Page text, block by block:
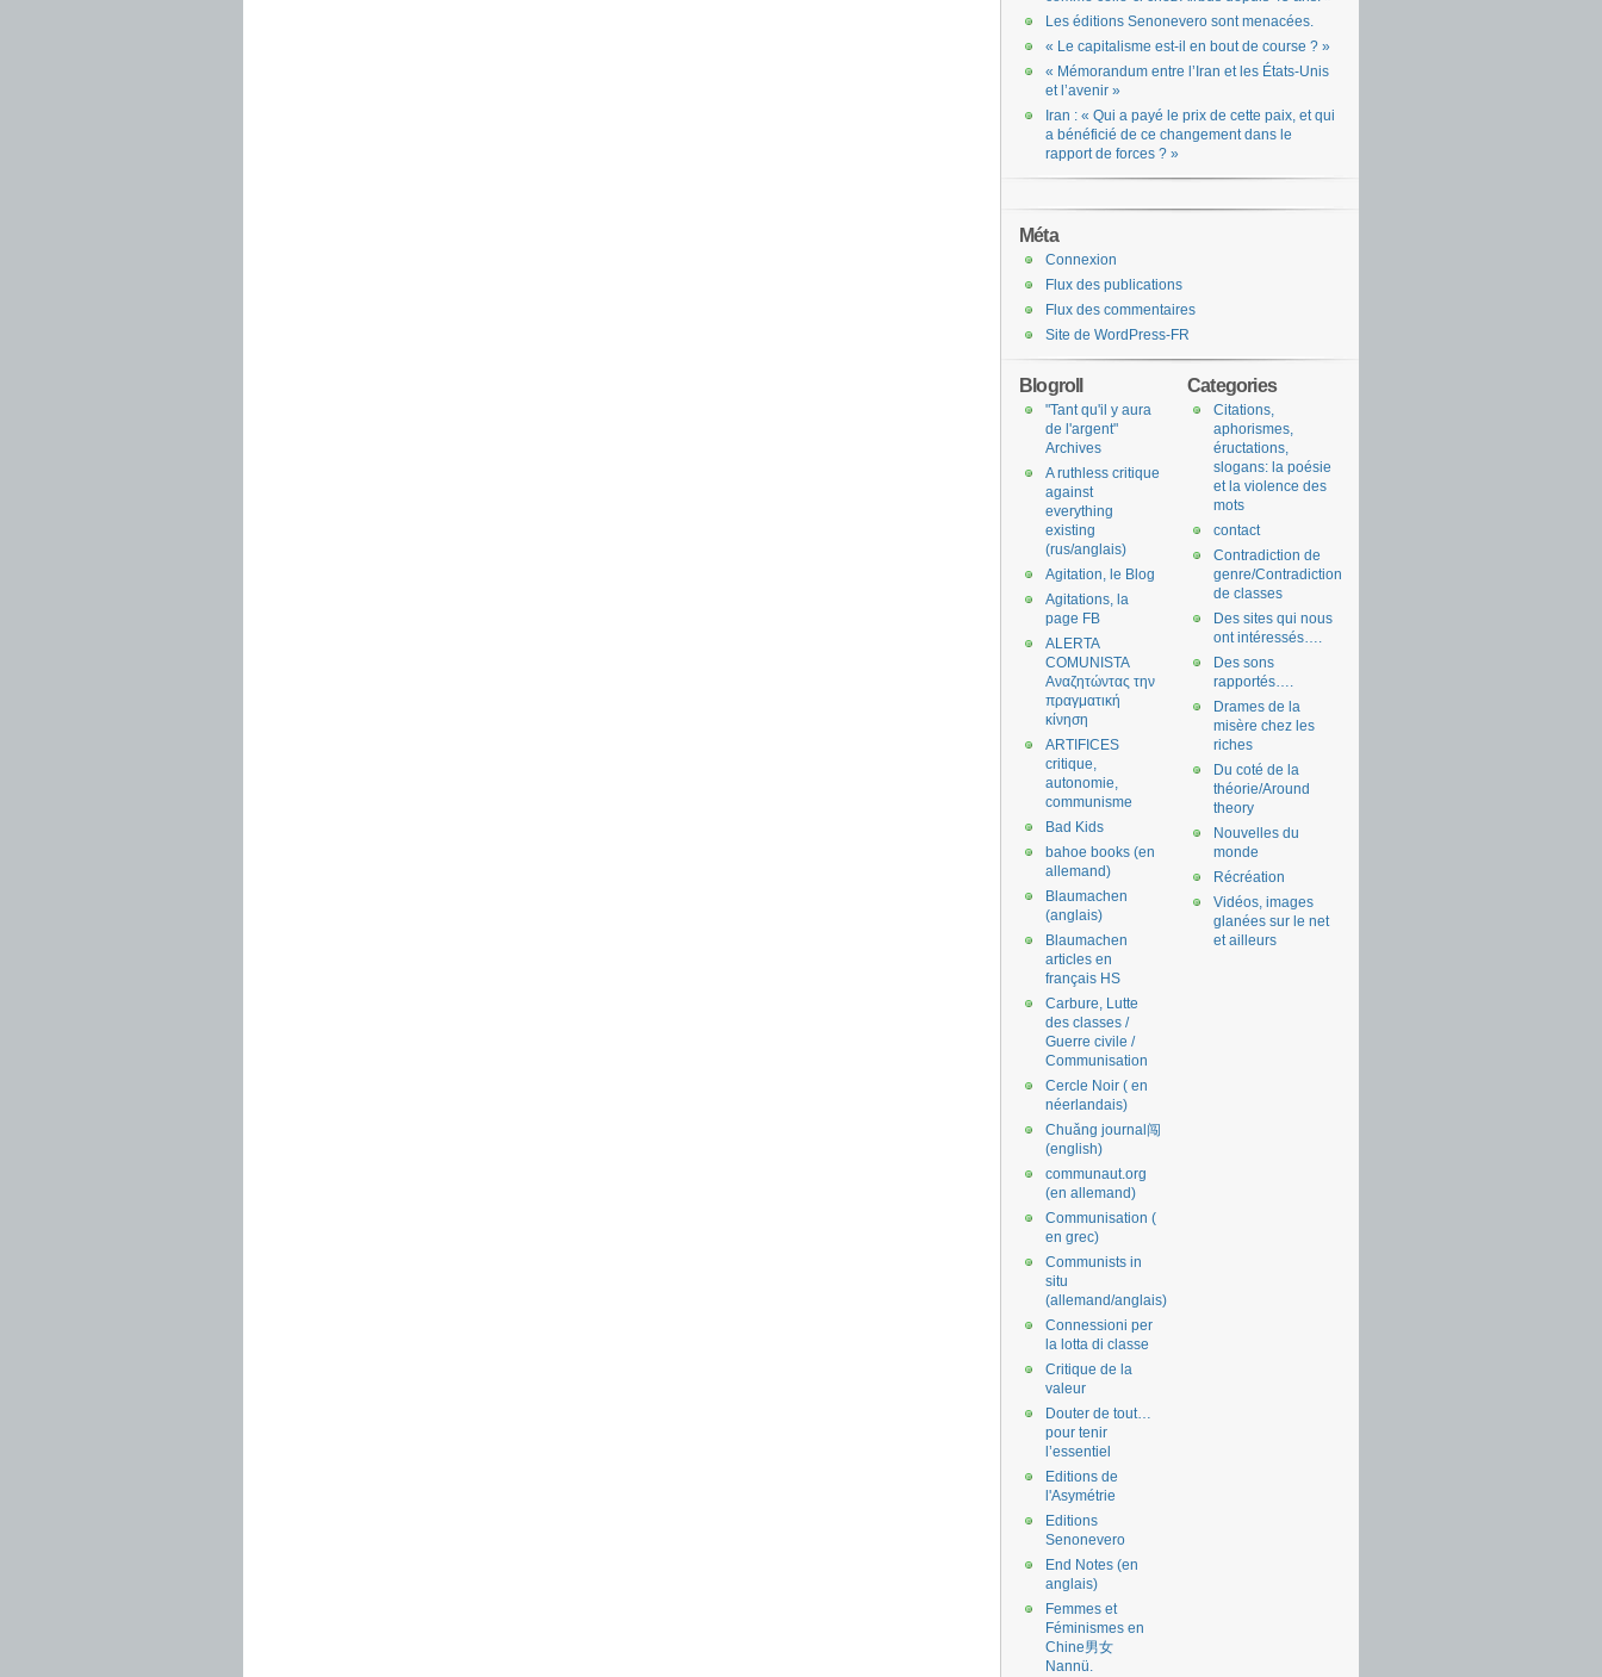
Les éditions Senonevero sont menacées.
« Le capitalisme est-il en bout de course ? »
« Mémorandum entre l’Iran et les États-Unis
et l’avenir »
Iran : « Qui a payé le prix de cette paix, et qui
a bénéficié de ce changement dans le
rapport de forces ? »
Méta
Connexion
Flux des publications
Flux des commentaires
Site de WordPress-FR
Categories
Citations,
aphorismes,
éructations,
slogans: la poésie
et la violence des
mots
contact
Contradiction de
genre/Contradiction
de classes
Des sites qui nous
ont intéressés….
Des sons
rapportés….
Drames de la
misère chez les
riches
Du coté de la
théorie/Around
theory
Nouvelles du
monde
Récréation
Vidéos, images
glanées sur le net
et ailleurs
Blogroll
"Tant qu'il y aura
de l'argent"
Archives
A ruthless critique
against
everything
existing
(rus/anglais)
Agitation, le Blog
Agitations, la
page FB
ALERTA
COMUNISTA
Αναζητώντας την
πραγματική
κίνηση
ARTIFICES
critique,
autonomie,
communisme
Bad Kids
bahoe books (en
allemand)
Blaumachen
(anglais)
Blaumachen
articles en
français HS
Carbure, Lutte
des classes /
Guerre civile /
Communisation
Cercle Noir ( en
néerlandais)
Chuǎng journal闯
(english)
communaut.org
(en allemand)
Communisation (
en grec)
Communists in
situ
(allemand/anglais)
Connessioni per
la lotta di classe
Critique de la
valeur
Douter de tout…
pour tenir
l’essentiel
Editions de
l'Asymétrie
Editions
Senonevero
End Notes (en
anglais)
Femmes et
Féminismes en
Chine男女
Nannü.